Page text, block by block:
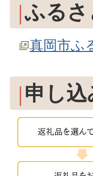
ふる
真岡市ふ
申し